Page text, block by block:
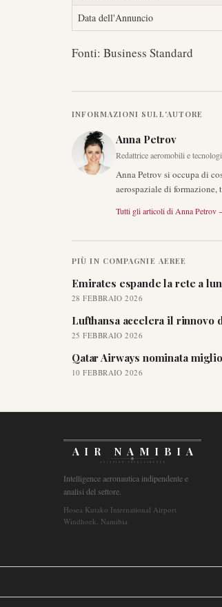
Data dell'Annuncio
Fonti: Business Standard
INFORMAZIONI SULL'AUTORE
Anna Petrov
Redattrice aeromobili e
Anna Petrov si occupa di
aerospaziale di
Tutti gli articoli di Anna Petrov
PIÙ IN COMPAGNIE AEREE
Emirates espande la rete a
28 FEBBRAIO 2026
Lufthansa accelera il rinnovo
25 FEBBRAIO 2026
Qatar Airways nominata
10 FEBBRAIO 2026
AIR NAMIBIA
AVIATION INTELLIGENCE
Intelligence aeronautica indipendente e
analisi del settore.
Hosea Kutako International Airport
Windhoek, Namibia